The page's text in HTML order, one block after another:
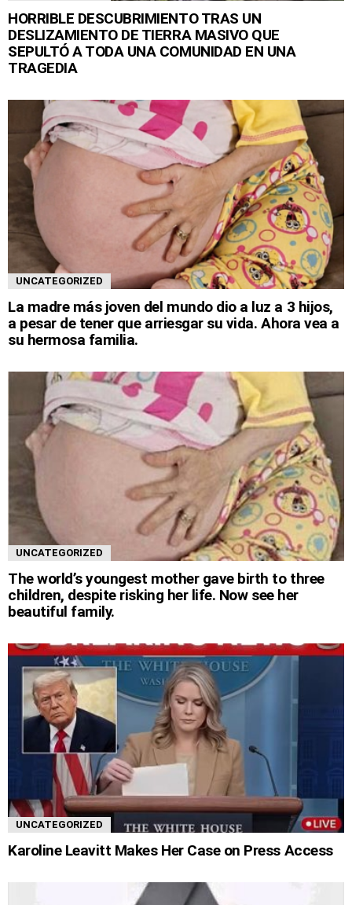
HORRIBLE DESCUBRIMIENTO TRAS UN
DESLIZAMIENTO DE TIERRA MASIVO QUE
SEPULTÓ A TODA UNA COMUNIDAD EN UNA
TRAGEDIA
UNCATEGORIZED
La madre más joven del mundo dio a luz a 3 hijos,
a pesar de tener que arriesgar su vida. Ahora vea a
su hermosa familia.
UNCATEGORIZED
The world’s youngest mother gave birth to three
children, despite risking her life. Now see her
beautiful family.
UNCATEGORIZED
Karoline Leavitt Makes Her Case on Press Access